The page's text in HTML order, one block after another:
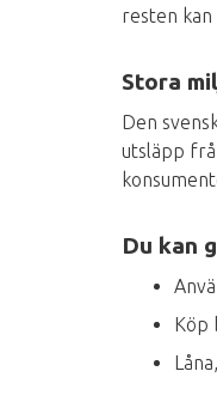
resten
Stora
Den
utsläpp
Du kan
Köp